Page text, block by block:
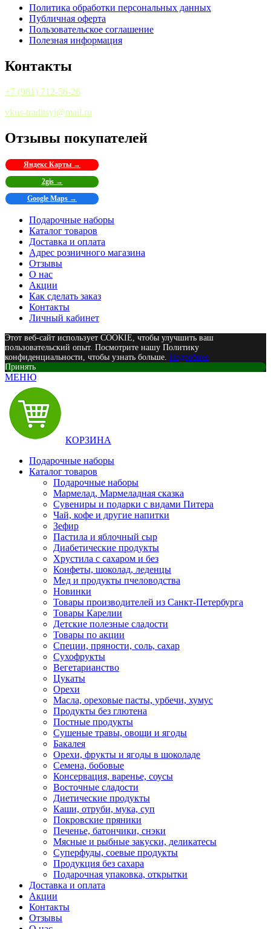
Политика обработки персональных данных
Публичная оферта
Пользовательское соглашение
Полезная информация
Контакты
+7 (981) 712-56-26
vkus-traditsyi@mail.ru
Отзывы покупателей
Яндекс Карты →
2gis →
Google Maps →
Подарочные наборы
Каталог товаров
Доставка и оплата
Адрес розничного магазина
Отзывы
О нас
Акции
Как сделать заказ
Контакты
Личный кабинет
Этот веб-сайт использует COOKIE, чтобы улучшить ваш
пользовательский опыт. Посмотрите нашу Политику
конфиденциальности, чтобы узнать больше. Подробнее
Принять
МЕНЮ
КОРЗИНА
Подарочные наборы
Каталог товаров
Подарочные наборы
Мармелад, Мармеладная сказка
Сувениры и подарки с видами Питера
Чай, кофе и другие напитки
Зефир
Пастила и яблочный сыр
Диабетические продукты
Хрустила с сахаром и без
Конфеты, шоколад, леденцы
Мед и продукты пчеловодства
Новинки
Товары производителей из Санкт-Петербурга
Товары Карелии
Детские полезные сладости
Товары по акции
Специи, пряности, соль, сахар
Сухофрукты
Вегетарианство
Цукаты
Орехи
Масла, ореховые пасты, урбечи, хумус
Продукты без глютена
Постные продукты
Сушеные травы, овощи и ягоды
Бакалея
Орехи, фрукты и ягоды в шоколаде
Семена, бобовые
Консервация, варенье, соусы
Восточные сладости
Диетические продукты
Каши, отруби, мука, суп
Покровские пряники
Печенье, батончики, снэки
Мясные и рыбные закуски, деликатесы
Суперфуды, соевые продукты
Продукция без сахара
Подарочная упаковка, открытки
Доставка и оплата
Акции
Контакты
Отзывы